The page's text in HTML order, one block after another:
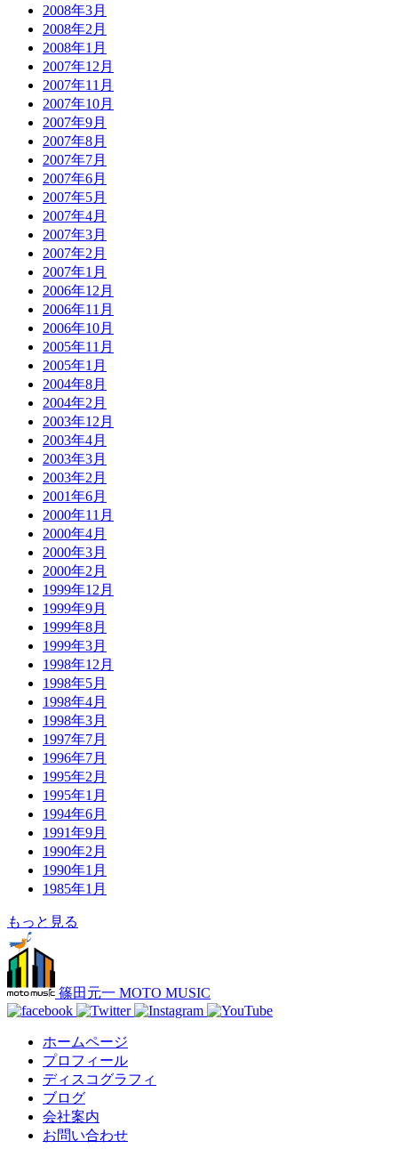
2008年3月
2008年2月
2008年1月
2007年12月
2007年11月
2007年10月
2007年9月
2007年8月
2007年7月
2007年6月
2007年5月
2007年4月
2007年3月
2007年2月
2007年1月
2006年12月
2006年11月
2006年10月
2005年11月
2005年1月
2004年8月
2004年2月
2003年12月
2003年4月
2003年3月
2003年2月
2001年6月
2000年11月
2000年4月
2000年3月
2000年2月
1999年12月
1999年9月
1999年8月
1999年3月
1998年12月
1998年5月
1998年4月
1998年3月
1997年7月
1996年7月
1995年2月
1995年1月
1994年6月
1991年9月
1990年2月
1990年1月
1985年1月
もっと見る
篠田元一 MOTO MUSIC
ホームページ
プロフィール
ディスコグラフィ
ブログ
会社案内
お問い合わせ